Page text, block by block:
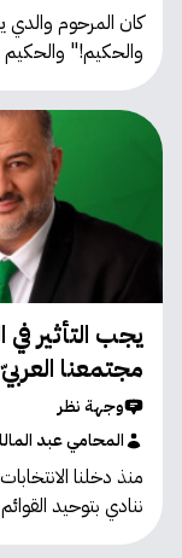
كان المرحوم والدي
والحكيم!"
يجب التأثير
مجتمعنا العربيّ
وجهة نظر
المحامي عبد
ننادي بتوحيد القوائم